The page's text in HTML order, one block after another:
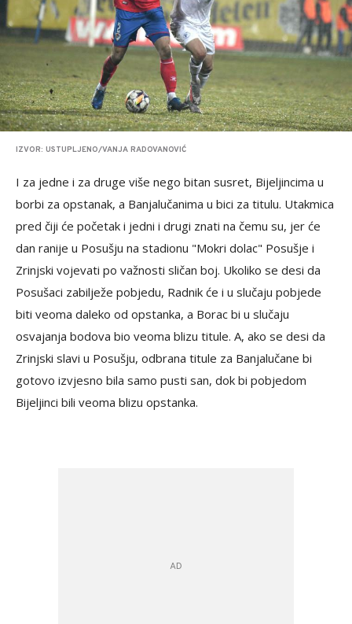
IZVOR: USTUPLJENO/VANJA RADOVANOVIĆ
I za jedne i za druge više nego bitan susret, Bijeljincima u
borbi za opstanak, a Banjalučanima u bici za titulu. Utakmica
pred čiji će početak i jedni i drugi znati na čemu su, jer će
dan ranije u Posušju na stadionu "Mokri dolac" Posušje i
Zrinjski vojevati po važnosti sličan boj. Ukoliko se desi da
Posušaci zabilježe pobjedu, Radnik će i u slučaju pobjede
biti veoma daleko od opstanka, a Borac bi u slučaju
osvajanja bodova bio veoma blizu titule. A, ako se desi da
Zrinjski slavi u Posušju, odbrana titule za Banjalučane bi
gotovo izvjesno bila samo pusti san, dok bi pobjedom
Bijeljinci bili veoma blizu opstanka.